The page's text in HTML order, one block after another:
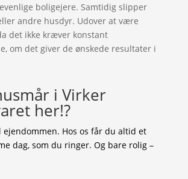
boligejere. Samtidig slipper
andre husdyr. Udover at være
det ikke kræver konstant
om det giver de ønskede resultater i
i Virker
her!?
Hos os får du altid et
dag, som du ringer. Og bare rolig –